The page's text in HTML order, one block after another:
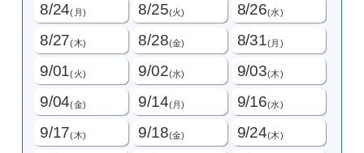
8/24(月) 8/25(火) 8/26(水)
8/27(木) 8/28(金) 8/31(月)
9/01(火) 9/02(水) 9/03(木)
9/04(金) 9/14(月) 9/16(水)
9/17(木) 9/18(金) 9/24(木)